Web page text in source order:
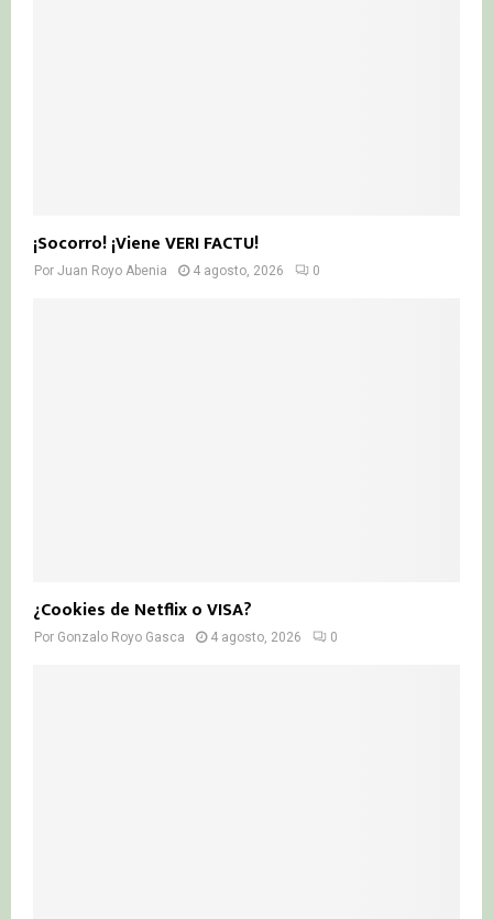
¡Socorro! ¡Viene VERI FACTU!
Por Juan Royo Abenia 4 agosto, 2026 0
¿Cookies de Netflix o VISA?
Por Gonzalo Royo Gasca 4 agosto, 2026 0